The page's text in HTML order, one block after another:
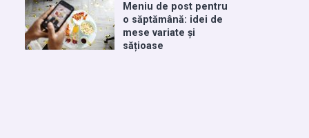
Meniu de post pentru
o săptămână: idei de
mese variate și
sățioase